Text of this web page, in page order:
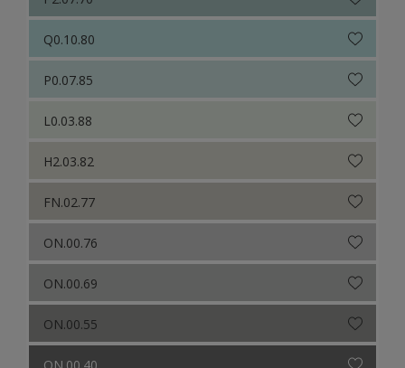
Q0.10.80
P0.07.85
L0.03.88
H2.03.82
FN.02.77
ON.00.76
ON.00.69
ON.00.55
ON.00.40